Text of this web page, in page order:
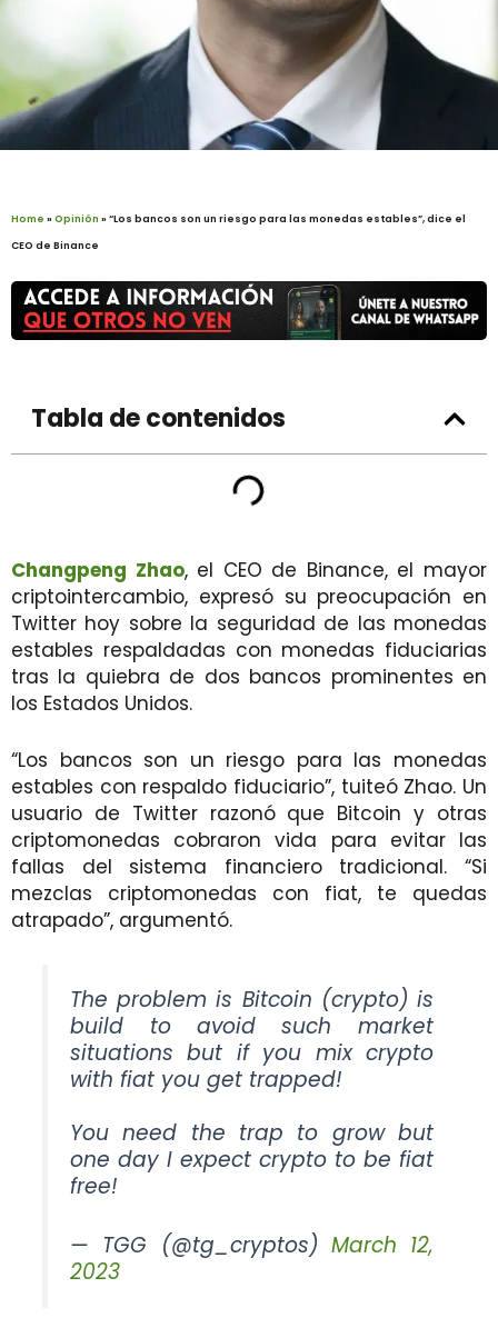
Home »Opinión »“Los bancos son un riesgo para las monedas estables”, dice el
CEO de Binance
Tabla de contenidos
Changpeng Zhao, el CEO de Binance, el mayor
criptointercambio, expresó su preocupación en
Twitter hoy sobre la seguridad de las monedas
estables respaldadas con monedas fiduciarias
tras la quiebra de dos bancos prominentes en
los Estados Unidos.
“Los bancos son un riesgo para las monedas
estables con respaldo fiduciario”, tuiteó Zhao. Un
usuario de Twitter razonó que Bitcoin y otras
criptomonedas cobraron vida para evitar las
fallas del sistema financiero tradicional. “Si
mezclas criptomonedas con fiat, te quedas
atrapado”, argumentó.
The problem is Bitcoin (crypto) is
build to avoid such market
situations but if you mix crypto
with fiat you get trapped!
You need the trap to grow but
one day I expect crypto to be fiat
free!
— TGG (@tg_cryptos) March 12,
2023